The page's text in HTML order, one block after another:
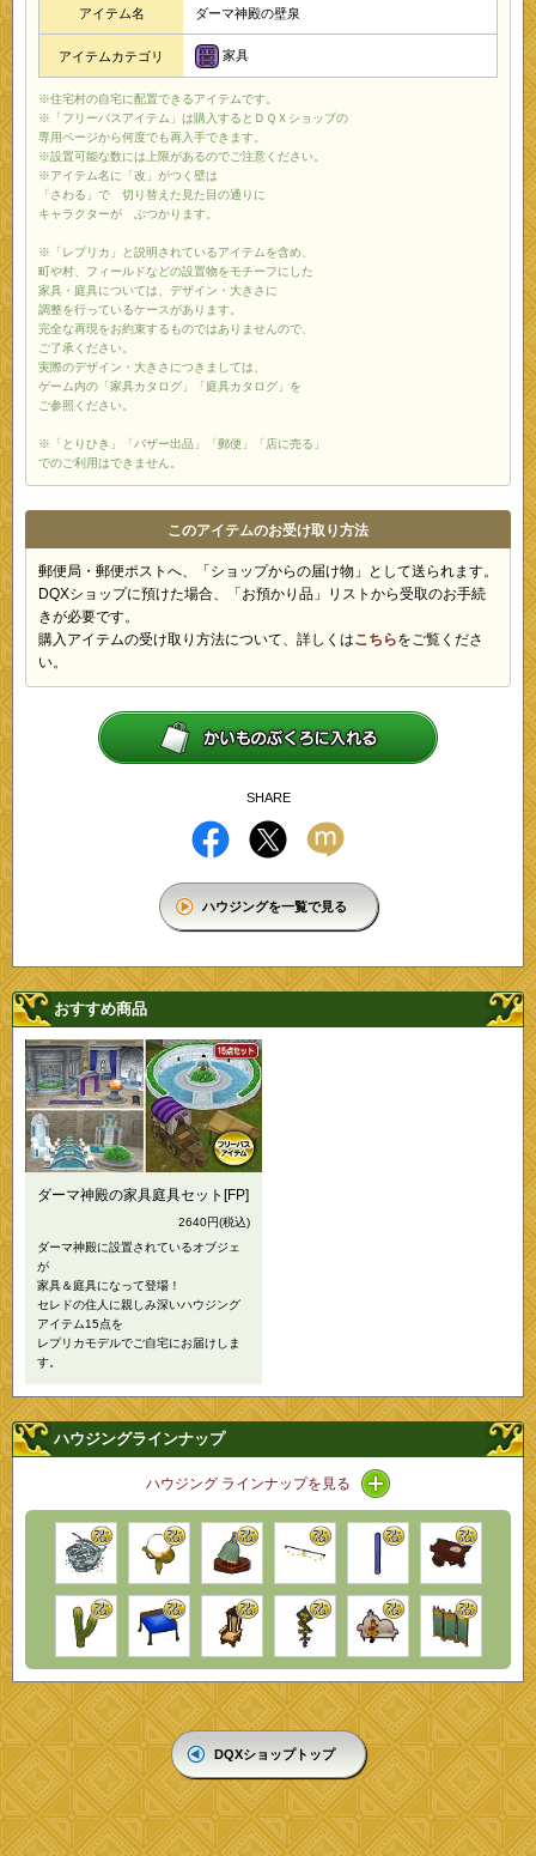
アイテム名 ダーマ神殿の壁泉
アイテムカテゴリ 家具
※住宅村の自宅に配置できるアイテムです。
※「フリーパスアイテム」は購入するとＤＱＸショップの
専用ページから何度でも再入手できます。
※設置可能な数には上限があるのでご注意ください。
※アイテム名に「改」がつく壁は
「さわる」で 切り替えた見た目の通りに
キャラクターが ぶつかります。
※「レプリカ」と説明されているアイテムを含め、
町や村、フィールドなどの設置物をモチーフにした
家具・庭具については、デザイン・大きさに
調整を行っているケースがあります。
完全な再現をお約束するものではありませんので、
ご了承ください。
実際のデザイン・大きさにつきましては、
ゲーム内の「家具カタログ」「庭具カタログ」を
ご参照ください。
※「とりひき」「バザー出品」「郵便」「店に売る」
でのご利用はできません。
このアイテムのお受け取り方法
郵便局・郵便ポストへ、「ショップからの届け物」として送られます。
DQXショップに預けた場合、「お預かり品」リストから受取のお手続
きが必要です。
購入アイテムの受け取り方法について、詳しくはこちらをご覧くださ
い。
SHARE
ハウジングを一覧で見る
おすすめ商品
ダーマ神殿の家具庭具セット[FP]
2640円(税込)
ダーマ神殿に設置されているオブジェ
が
家具＆庭具になって登場！
セレドの住人に親しみ深いハウジング
アイテム15点を
レプリカモデルでご自宅にお届けしま
す。
ハウジングラインナップ
ハウジング ラインナップを見る アイコン / ラインナ
DQXショップトップ